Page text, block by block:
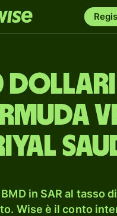
in SAR al tasso
Wise è il conto